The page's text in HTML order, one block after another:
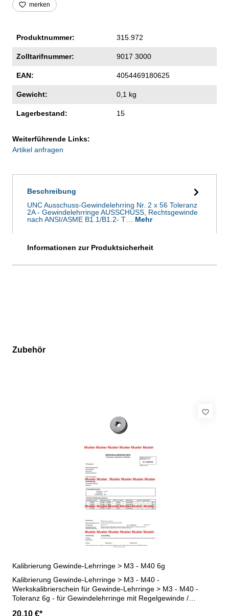
merken
Produktnummer: 315.972
Zolltarifnummer: 9017 3000
EAN: 4054469180625
Gewicht: 0,1 kg
Lagerbestand: 15
Weiterführende Links:
Artikel anfragen
Beschreibung
UNC Ausschuss-Gewindelehrring Nr. 2 x 56 Toleranz
2A - Gewindelehrringe AUSSCHUSS, Rechtsgewinde
nach ANSI/ASME B1.1/B1.2- T… Mehr
Informationen zur Produktsicherheit
Produktgalerie überspringen
Zubehör
Kalibrierung Gewinde-Lehrringe > M3 - M40 6g
Kalibrierung Gewinde-Lehrringe > M3 - M40 -
Werkskalibrierschein für Gewinde-Lehrringe > M3 - M40 -
Toleranz 6g - für Gewindelehrringe mit Regelgewinde /
20,10 €*